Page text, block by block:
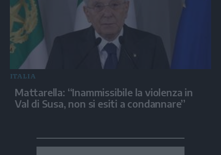
ITALIA
Mattarella: “Inammissibile la violenza in
Val di Susa, non si esiti a condannare”